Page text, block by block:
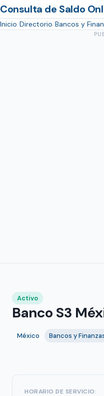
Consulta de Saldo
Inicio Directorio Bancos y
Activo
Banco S3
México Bancos y
HORARIO DE SERVICIO: